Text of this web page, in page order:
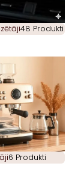
48 Produkti
6 Produkti